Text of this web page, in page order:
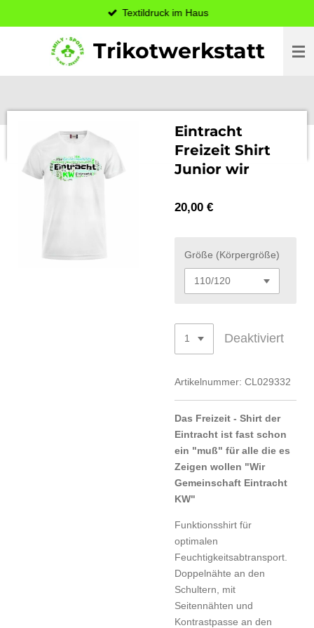
Hauptinhalt
Trikotwerkstatt
Textildruck im Haus
Eintracht
Freizeit Shirt
Junior wir
20,00 €
Größe (Körpergröße)
Deaktiviert
Artikelnummer: CL029332
Das Freizeit - Shirt der
Eintracht ist fast schon
ein "muß" für alle die es
Zeigen wollen "Wir
Gemeinschaft Eintracht
KW"
Funktionsshirt für
optimalen
Feuchtigkeitsabtransport.
Doppelnähte an den
Schultern, mit
Seitennähten und
Kontrastpasse an den